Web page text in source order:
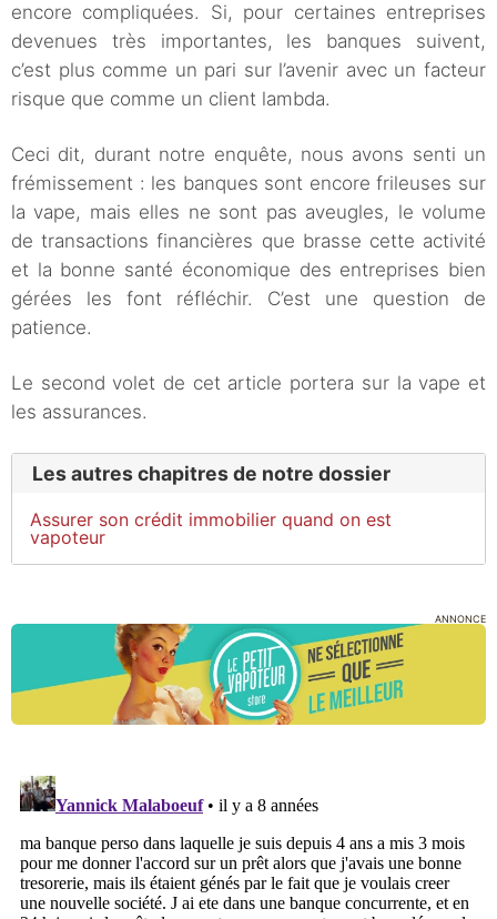
encore compliquées. Si, pour certaines entreprises
devenues très importantes, les banques suivent,
c’est plus comme un pari sur l’avenir avec un facteur
risque que comme un client lambda.
Ceci dit, durant notre enquête, nous avons senti un
frémissement : les banques sont encore frileuses sur
la vape, mais elles ne sont pas aveugles, le volume
de transactions financières que brasse cette activité
et la bonne santé économique des entreprises bien
gérées les font réfléchir. C’est une question de
patience.
Le second volet de cet article portera sur la vape et
les assurances.
Les autres chapitres de notre dossier
Assurer son crédit immobilier quand on est
vapoteur
ANNONCE